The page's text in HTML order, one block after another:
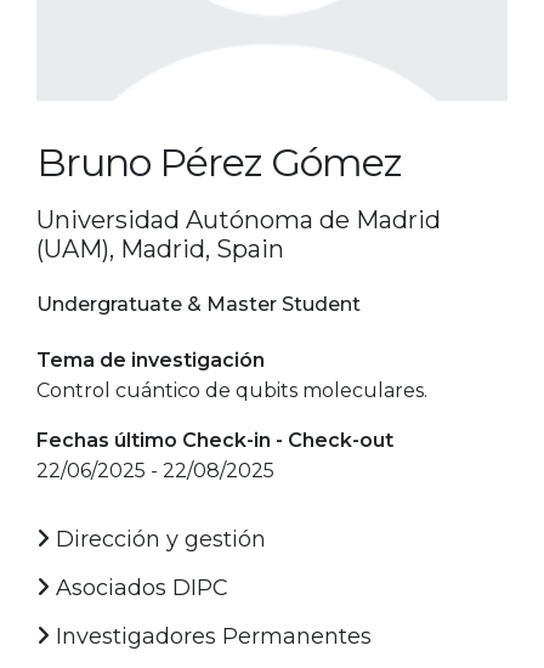
Bruno Pérez Gómez
Universidad Autónoma de Madrid
(UAM), Madrid, Spain
Undergratuate & Master Student
Tema de investigación
Control cuántico de qubits moleculares.
Fechas último Check-in - Check-out
22/06/2025 - 22/08/2025
Dirección y gestión
Asociados DIPC
Investigadores Permanentes